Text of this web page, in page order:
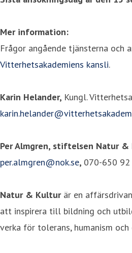
Mer information:
Frågor angående tjänsterna och
Vitterhetsakademiens kansli.
Karin Helander, Kungl.
Per Almgren, stiftelsen Natur
per.almgren@nok.se, 070-650 92
Natur & Kulturär en
att inspirera till bildning och
verka för tolerans, humanism